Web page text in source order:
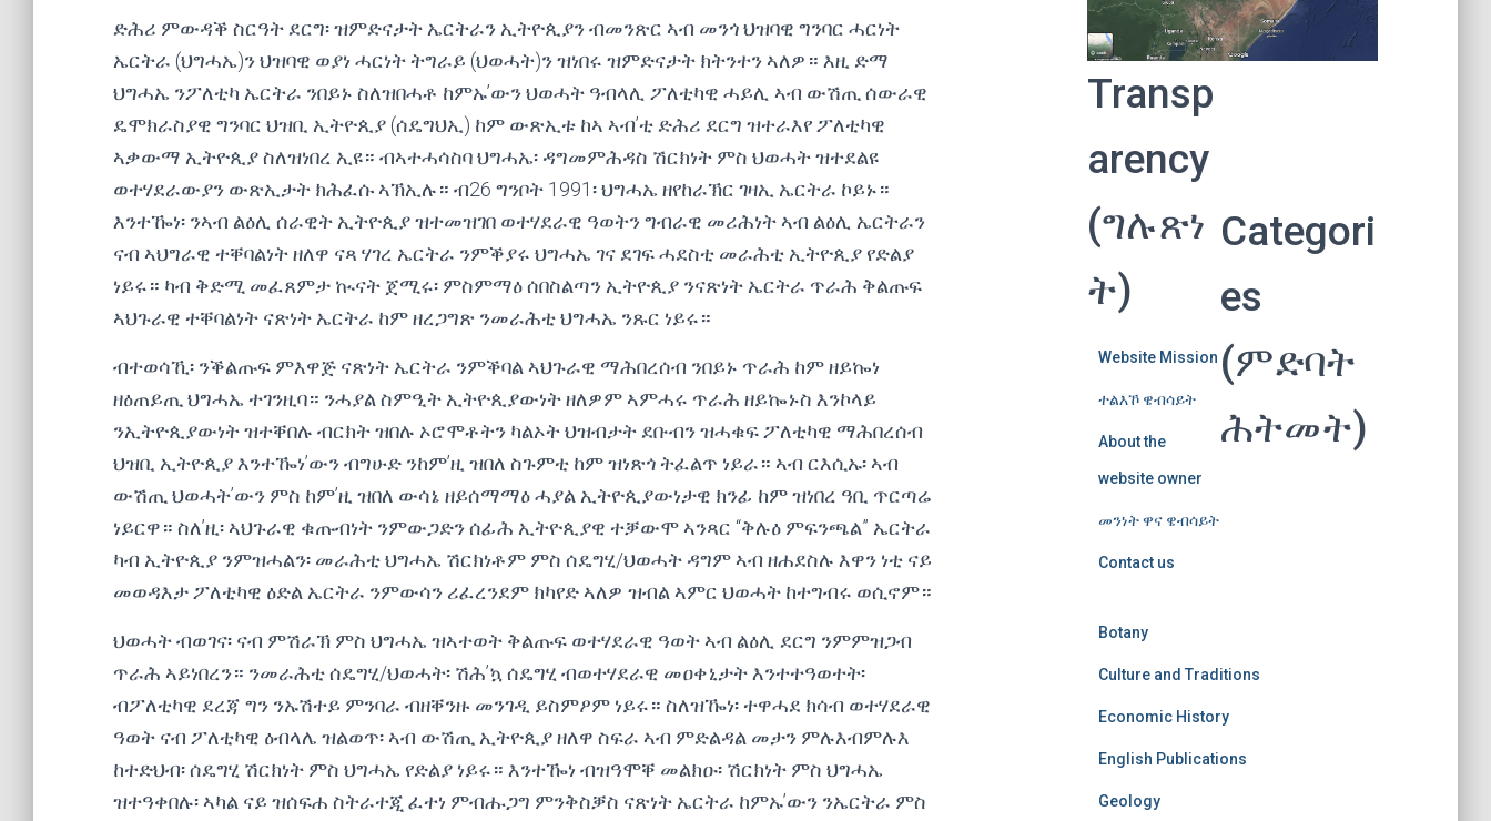
ድሕሪ ምውዳቕ ስርዓት ደርግ፡ ዝምድናታት ኤርትራን ኢትዮጲያን ብመንጽር ኣብ መንጎ ህዝባዊ ግንባር ሓርነት
ኤርትራ (ህግሓኤ)ን ህዝባዊ ወያነ ሓርነት ትግራይ (ህወሓት)ን ዝነበሩ ዝምድናታት ክትንተን ኣለዎ። እዚ ድማ
ህግሓኤ ንፖለቲካ ኤርትራ ንበይኑ ስለዝበሓቶ ከምኡ’ውን ህወሓት ዓብላሊ ፖለቲካዊ ሓይሊ ኣብ ውሽጢ ሰውራዊ
ዴሞክራስያዊ ግንባር ህዝቢ ኢትዮጲያ (ሰዴግህኢ) ከም ውጽኢቱ ከኣ ኣብ’ቲ ድሕሪ ደርግ ዝተራእየ ፖለቲካዊ
ኣቃውማ ኢትዮጲያ ስለዝነበረ ኢዩ። ብኣተሓሳስባ ህግሓኤ፡ ዳግመምሕዳስ ሽርክነት ምስ ህወሓት ዝተደልዩ
ወተሃደራውያን ውጽኢታት ክሕፈሱ ኣኽኢሉ። ብ26 ግንቦት 1991፡ ህግሓኤ ዘየከራኽር ገዛኢ ኤርትራ ኮይኑ።
እንተዀነ፡ ንኣብ ልዕሊ ሰራዊት ኢትዮጲያ ዝተመዝገበ ወተሃደራዊ ዓወትን ግብራዊ መሪሕነት ኣብ ልዕሊ ኤርትራን
ናብ ኣህግራዊ ተቐባልነት ዘለዋ ናጻ ሃገረ ኤርትራ ንምቕያሩ ህግሓኤ ገና ደገፍ ሓደስቲ መራሕቲ ኢትዮጲያ የድልያ
ነይሩ። ካብ ቅድሚ መፈጸምታ ኲናት ጀሚሩ፡ ምስምማዕ ሰበስልጣን ኢትዮጲያ ንናጽነት ኤርትራ ጥራሕ ቅልጡፍ
ኣህጉራዊ ተቐባልነት ናጽነት ኤርትራ ከም ዘረጋግጽ ንመራሕቲ ህግሓኤ ንጹር ነይሩ።
ብተወሳኺ፡ ንቕልጡፍ ምእዋጅ ናጽነት ኤርትራ ንምቕባል ኣህጉራዊ ማሕበረሰብ ንበይኑ ጥራሕ ከም ዘይኰነ
ዘዕጠይጢ ህግሓኤ ተገንዚባ። ንሓያል ስምዒት ኢትዮጲያውነት ዘለዎም ኣምሓሩ ጥራሕ ዘይኰኑስ እንኮላይ
ንኢትዮጲያውነት ዝተቐበሉ ብርክት ዝበሉ ኦሮሞቶትን ካልኦት ህዝብታት ደቡብን ዝሓቁፍ ፖለቲካዊ ማሕበረሰብ
ህዝቢ ኢትዮጲያ እንተዀነ’ውን ብግሁድ ንከም’ዚ ዝበለ ስጉምቲ ከም ዝነጽጎ ትፈልጥ ነይራ። ኣብ ርእሲኡ፡ ኣብ
ውሽጢ ህወሓት’ውን ምስ ከም’ዚ ዝበለ ውሳኔ ዘይሰማማዕ ሓያል ኢትዮጲያውነታዊ ክንፊ ከም ዝነበረ ዓቢ ጥርጣሬ
ነይርዋ። ስለ’ዚ፡ ኣህጉራዊ ቁጡብነት ንምውጋድን ሰፊሕ ኢትዮጲያዊ ተቓውሞ ኣንጻር “ቅሉዕ ምፍንጫል” ኤርትራ
ካብ ኢትዮጲያ ንምዝሓልን፡ መራሕቲ ህግሓኤ ሽርክነቶም ምስ ሰዴግሂ/ህወሓት ዳግም ኣብ ዘሐደስሉ እዋን ነቲ ናይ
መወዳእታ ፖለቲካዊ ዕድል ኤርትራ ንምውሳን ሪፈረንደም ክካየድ ኣለዎ ዝብል ኣምር ህወሓት ከተግብሩ ወሲኖም።
ህወሓት ብወገና፡ ናብ ምሽራኽ ምስ ህግሓኤ ዝኣተወት ቅልጡፍ ወተሃደራዊ ዓወት ኣብ ልዕሊ ደርግ ንምምዝጋብ
ጥራሕ ኣይነበረን። ንመራሕቲ ሰዴግሂ/ህወሓት፡ ሽሕ’ኳ ሰዴግሂ ብወተሃደራዊ መዐቀኒታት እንተተዓወተት፡
ብፖለቲካዊ ደረጃ ግን ንኡሽተይ ምንባራ ብዘቐንዙ መንገዲ ይስምዖም ነይሩ። ስለዝዀነ፡ ተዋሓደ ክሳብ ወተሃደራዊ
ዓወት ናብ ፖለቲካዊ ዕብላሌ ዝልወጥ፡ ኣብ ውሽጢ ኢትዮጲያ ዘለዋ ስፍራ ኣብ ምድልዳል መታን ምሉእብምሉእ
ከተድህብ፡ ሰዴግሂ ሽርክነት ምስ ህግሓኤ የድልያ ነይሩ። እንተዀነ ብዝዓሞቐ መልክዑ፡ ሽርክነት ምስ ህግሓኤ
ዝተዓቀበሉ፡ ኣካል ናይ ዝሰፍሐ ስትራተጂ ፈተነ ምብሑጋግ ምንቅስቓስ ናጽነት ኤርትራ ከምኡ’ውን ንኤርትራ ምስ
Transp
arency
(ግሉጽነ
ት)
Website Mission
ተልእኾ ዌብሳይት
About the
website owner
መንነት ዋና ዌብሳይት
Contact us
Categori
es
(ምድባት
ሕትመት)
Botany
Culture and Traditions
Economic History
English Publications
Geology